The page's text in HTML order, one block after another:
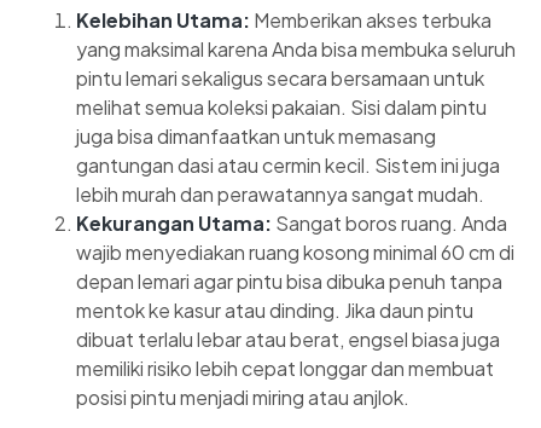
Kelebihan Utama: Memberikan akses terbuka
yang maksimal karena Anda bisa membuka seluruh
pintu lemari sekaligus secara bersamaan untuk
melihat semua koleksi pakaian. Sisi dalam pintu
juga bisa dimanfaatkan untuk memasang
gantungan dasi atau cermin kecil. Sistem ini juga
lebih murah dan perawatannya sangat mudah.
Kekurangan Utama: Sangat boros ruang. Anda
wajib menyediakan ruang kosong minimal 60 cm di
depan lemari agar pintu bisa dibuka penuh tanpa
mentok ke kasur atau dinding. Jika daun pintu
dibuat terlalu lebar atau berat, engsel biasa juga
memiliki risiko lebih cepat longgar dan membuat
posisi pintu menjadi miring atau anjlok.